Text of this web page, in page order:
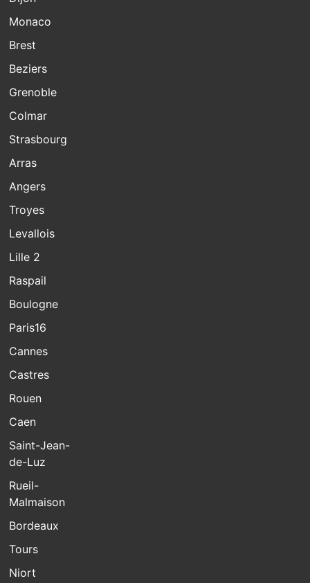
Monaco
Brest
Beziers
Grenoble
Colmar
Strasbourg
Arras
Angers
Troyes
Levallois
Lille 2
Raspail
Boulogne
Paris16
Cannes
Castres
Rouen
Caen
Saint-Jean-
de-Luz
Rueil-
Malmaison
Bordeaux
Tours
Niort